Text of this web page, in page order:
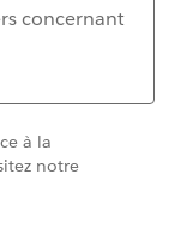
à la
notre